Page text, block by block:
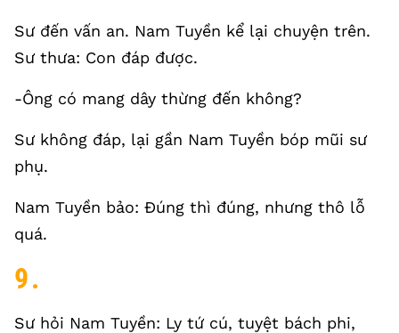
Sư đến vấn an. Nam Tuyền kể lại chuyện trên.
Sư thưa: Con đáp được.
-Ông có mang dây thừng đến không?
Sư không đáp, lại gần Nam Tuyền bóp mũi sư
phụ.
Nam Tuyền bảo: Đúng thì đúng, nhưng thô lỗ
quá.
9.
Sư hỏi Nam Tuyền: Ly tứ cú, tuyệt bách phi,